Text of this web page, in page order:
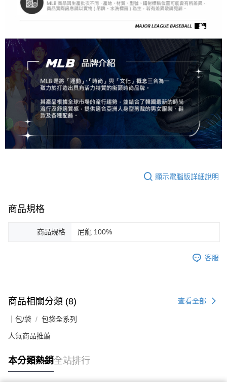
顯示電腦版詳細說明
商品規格
商品規格 尼龍 100%
客服
商品相關分類 (8) 查看全部
｜包/袋 包袋全系列
人氣商品推薦
本分類熱銷全站排行